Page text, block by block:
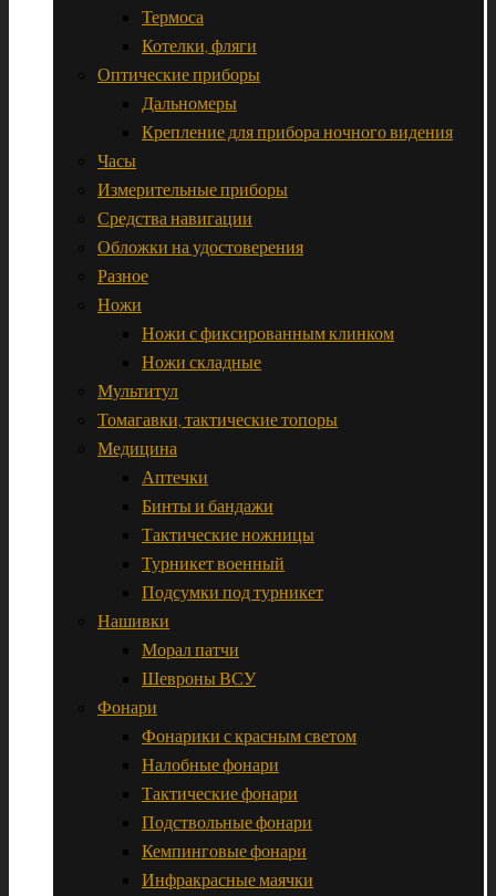
Термоса
Котелки, фляги
Оптические приборы
Дальномеры
Крепление для прибора ночного видения
Часы
Измерительные приборы
Средства навигации
Обложки на удостоверения
Разное
Ножи
Ножи с фиксированным клинком
Ножи складные
Мультитул
Томагавки, тактические топоры
Медицина
Аптечки
Бинты и бандажи
Тактические ножницы
Турникет военный
Подсумки под турникет
Нашивки
Морал патчи
Шевроны ВСУ
Фонари
Фонарики с красным светом
Налобные фонари
Тактические фонари
Подствольные фонари
Кемпинговые фонари
Инфракрасные маячки